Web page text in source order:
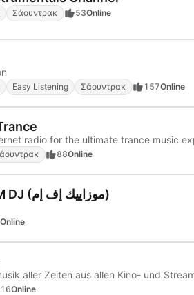
Σάουντρακ 53Online
Easy Listening Σάουντρακ 157Online
radio for the ultimate trance music
88Online
Mosaique FM DJ (موزاييك إف إم)
Online
Online